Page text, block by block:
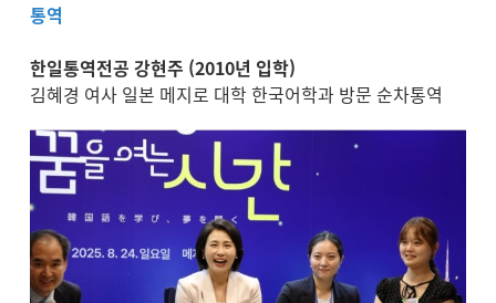
통역
한일통역전공 강현주 (2010년 입학)
김혜경 여사 일본 메지로 대학 한국어학과 방문 순차통역